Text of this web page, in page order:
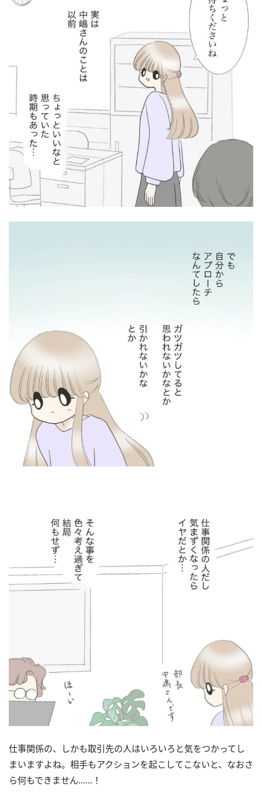
仕事関係の、しかも取引先の人はいろいろと気をつかってし
まいますよね。相手もアクションを起こしてこないと、なおさ
ら何もできません……！